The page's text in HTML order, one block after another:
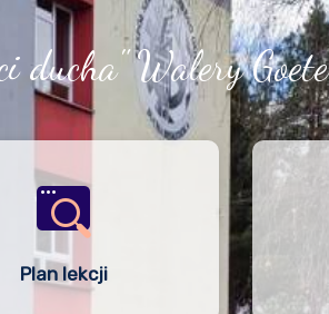
ducha" Walery
Plan lekcji